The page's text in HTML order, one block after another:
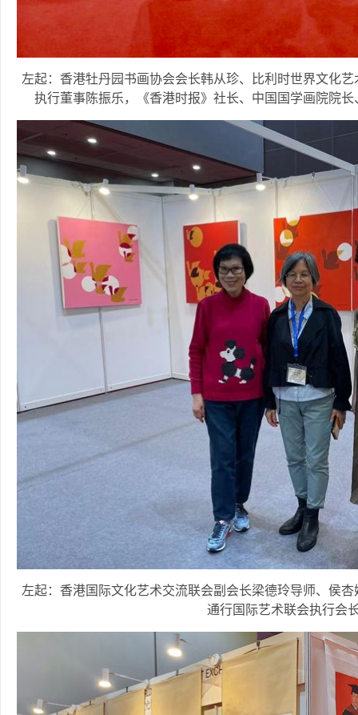
左起：香港牡丹园书画协会会长韩从珍、比利时世界文化
执行董事陈振乐，《香港时报》社长、中国国学画院院
左起：香港国际文化艺术交流联会副会长梁德玲导师、侯
通行国际艺术联会执行会